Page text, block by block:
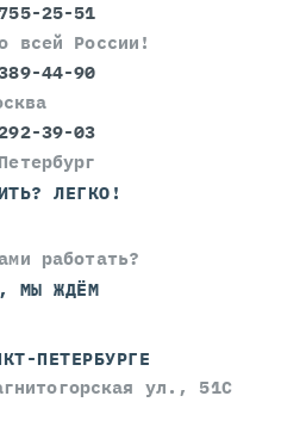
25-51
всей России!
44-90
39-03
ЛЕГКО!
работать?
МЫ ЖДЁМ
ПЕТЕРБУРГЕ
ул., 51С